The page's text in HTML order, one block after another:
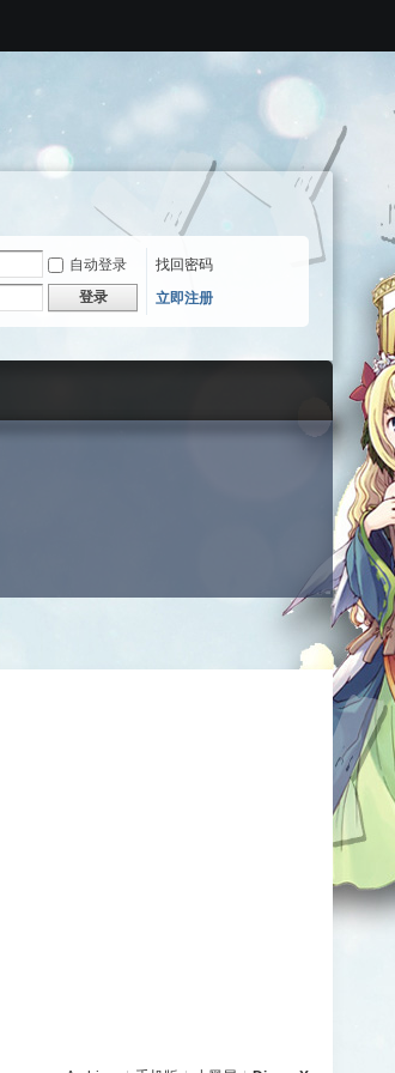
自动登录
找回密码
登录 立即注册